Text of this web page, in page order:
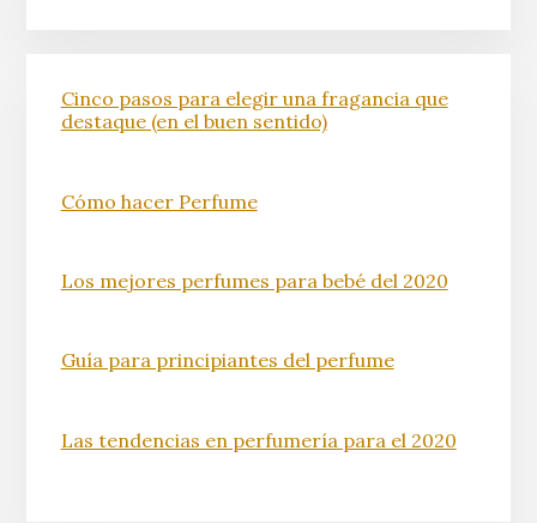
Cinco pasos para elegir una fragancia que
destaque (en el buen sentido)
Cómo hacer Perfume
Los mejores perfumes para bebé del 2020
Guía para principiantes del perfume
Las tendencias en perfumería para el 2020